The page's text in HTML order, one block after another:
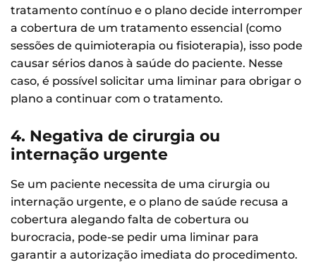
tratamento contínuo e o plano decide interromper
a cobertura de um tratamento essencial (como
sessões de quimioterapia ou fisioterapia), isso pode
causar sérios danos à saúde do paciente. Nesse
caso, é possível solicitar uma liminar para obrigar o
plano a continuar com o tratamento.
4. Negativa de cirurgia ou
internação urgente
Se um paciente necessita de uma cirurgia ou
internação urgente, e o plano de saúde recusa a
cobertura alegando falta de cobertura ou
burocracia, pode-se pedir uma liminar para
garantir a autorização imediata do procedimento.